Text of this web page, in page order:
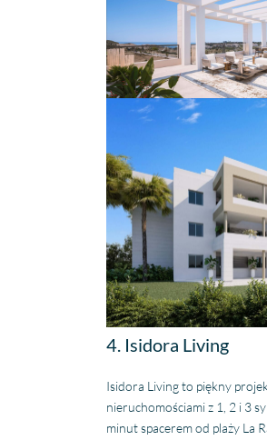
4. Isidora Living
Isidora Living to piękny
nieruchomościami z 1, 2 i 3
minut spacerem od plaży La